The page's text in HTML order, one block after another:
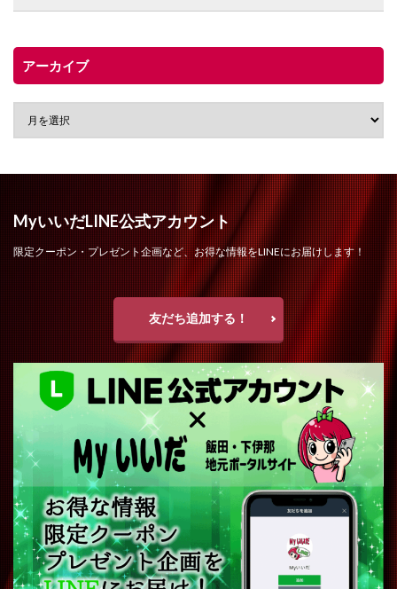
アーカイブ
MyいいだLINE公式アカウント
限定クーポン・プレゼント企画など、お得な情報をLINEにお届けします！
友だち追加する！